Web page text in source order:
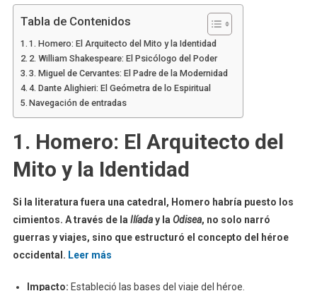
Tabla de Contenidos
1. Homero: El Arquitecto del Mito y la Identidad
2. William Shakespeare: El Psicólogo del Poder
3. Miguel de Cervantes: El Padre de la Modernidad
4. Dante Alighieri: El Geómetra de lo Espiritual
Navegación de entradas
1. Homero: El Arquitecto del
Mito y la Identidad
Si la literatura fuera una catedral, Homero habría puesto los
cimientos. A través de laIlíaday la Odisea, no solo narró
guerras y viajes, sino que estructuró el concepto del héroe
occidental. Leer más
Impacto: Estableció las bases del viaje del héroe.